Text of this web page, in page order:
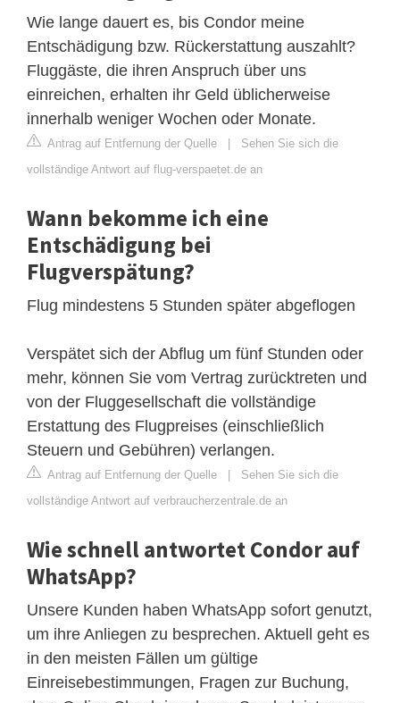
Wie lange dauert es, bis Condor meine
Entschädigung bzw. Rückerstattung auszahlt?
Fluggäste, die ihren Anspruch über uns
einreichen, erhalten ihr Geld üblicherweise
innerhalb weniger Wochen oder Monate.
Antrag auf Entfernung der Quelle | Sehen Sie sich die
vollständige Antwort auf flug-verspaetet.de an
Wann bekomme ich eine
Entschädigung bei
Flugverspätung?
Flug mindestens 5 Stunden später abgeflogen
Verspätet sich der Abflug um fünf Stunden oder
mehr, können Sie vom Vertrag zurücktreten und
von der Fluggesellschaft die vollständige
Erstattung des Flugpreises (einschließlich
Steuern und Gebühren) verlangen.
Antrag auf Entfernung der Quelle | Sehen Sie sich die
vollständige Antwort auf verbraucherzentrale.de an
Wie schnell antwortet Condor auf
WhatsApp?
Unsere Kunden haben WhatsApp sofort genutzt,
um ihre Anliegen zu besprechen. Aktuell geht es
in den meisten Fällen um gültige
Einreisebestimmungen, Fragen zur Buchung,